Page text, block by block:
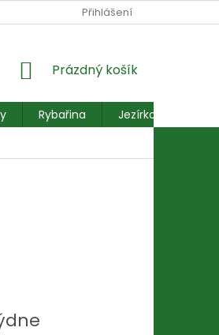
REKLAMACE FORMULÁŘ
Přihlášení
NÁKUPNÍ
Prázdný košík
Rybařina
Jezírkové ryby